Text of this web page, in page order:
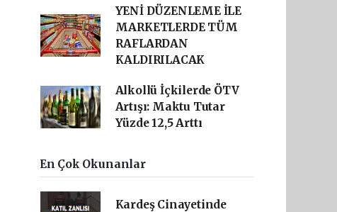
YENİ DÜZENLEME İLE
MARKETLERDE TÜM
RAFLARDAN
KALDIRILACAK
Alkollü İçkilerde ÖTV
Artışı: Maktu Tutar
Yüzde 12,5 Arttı
En Çok Okunanlar
Kardeş Cinayetinde